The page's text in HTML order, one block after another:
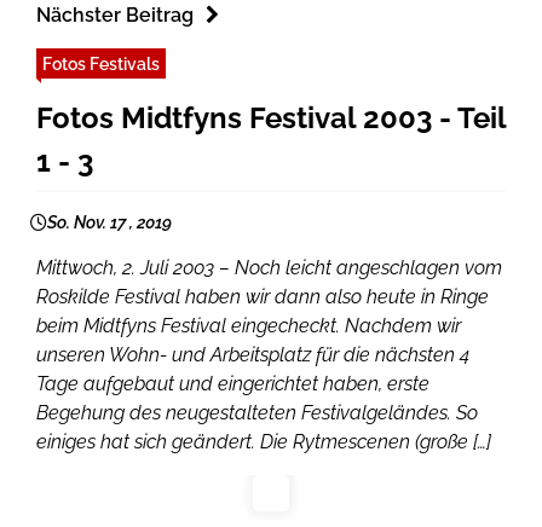
Nächster Beitrag
Fotos Festivals
Fotos Midtfyns Festival 2003 - Teil
1 - 3
So. Nov. 17 , 2019
Mittwoch, 2. Juli 2003 – Noch leicht angeschlagen vom
Roskilde Festival haben wir dann also heute in Ringe
beim Midtfyns Festival eingecheckt. Nachdem wir
unseren Wohn- und Arbeitsplatz für die nächsten 4
Tage aufgebaut und eingerichtet haben, erste
Begehung des neugestalteten Festivalgeländes. So
einiges hat sich geändert. Die Rytmescenen (große […]